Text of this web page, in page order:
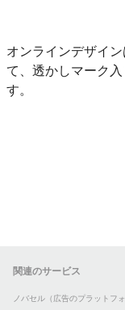
オンラインデザイ
て、透かしマーク
す。
関連のサービス
ノバセル（広告のプラットフォ